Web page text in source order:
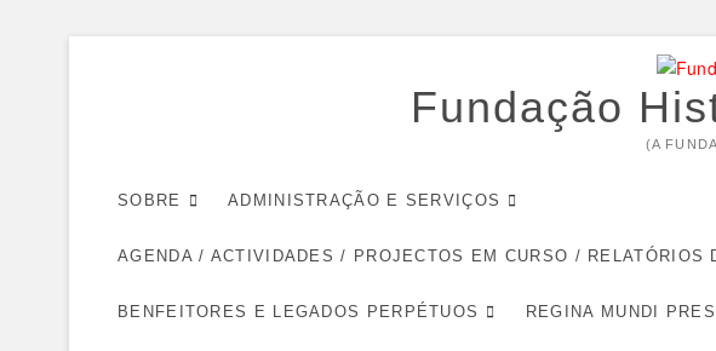
Fundação
(A
SOBRE ADMINISTRAÇÃO E SERVIÇOS
AGENDA / ACTIVIDADES / PROJECTOS EM CURSO /
BENFEITORES E LEGADOS PERPÉTUOS REGINA MUNDI